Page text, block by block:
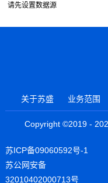
请先设置数据源
关于苏盛 业务范围
Copyright ©2019 -
苏ICP备09060592号-1
苏公网安备
32010402000713号